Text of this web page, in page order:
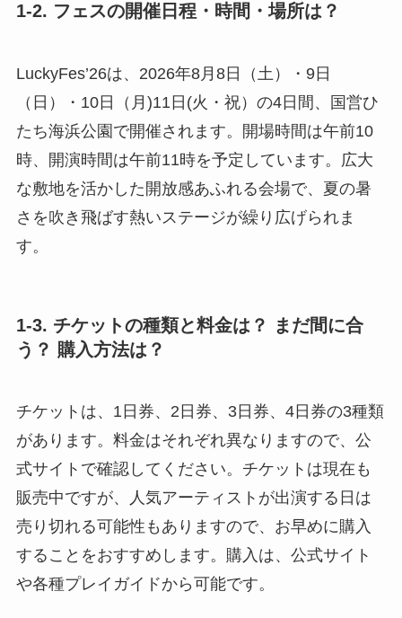
1-2. フェスの開催日程・時間・場所は？
LuckyFes’26は、2026年8月8日（土）・9日
（日）・10日（月)11日(火・祝）の4日間、国営ひ
たち海浜公園で開催されます。開場時間は午前10
時、開演時間は午前11時を予定しています。広大
な敷地を活かした開放感あふれる会場で、夏の暑
さを吹き飛ばす熱いステージが繰り広げられま
す。
1-3. チケットの種類と料金は？ まだ間に合
う？ 購入方法は？
チケットは、1日券、2日券、3日券、4日券の3種類
があります。料金はそれぞれ異なりますので、公
式サイトで確認してください。チケットは現在も
販売中ですが、人気アーティストが出演する日は
売り切れる可能性もありますので、お早めに購入
することをおすすめします。購入は、公式サイト
や各種プレイガイドから可能です。